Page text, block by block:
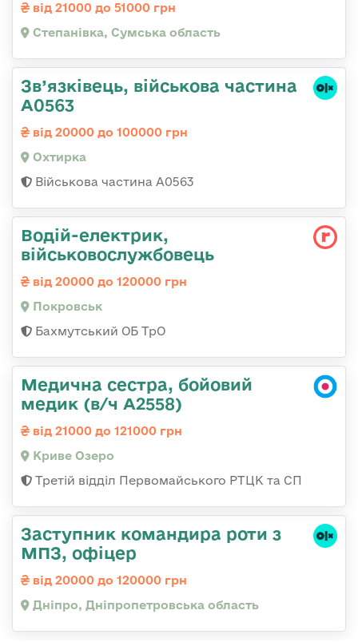
від 21000 до 51000 грн
Степанівка, Сумська область
Зв’язківець, військова частина
А0563
від 20000 до 100000 грн
Охтирка
Військова частина А0563
Водій-електрик,
військовослужбовець
від 20000 до 120000 грн
Покровськ
Бахмутський ОБ ТрО
Медична сестра, бойовий
медик (в/ч А2558)
від 21000 до 121000 грн
Криве Озеро
Третій відділ Первомайського РТЦК та СП
Заступник командира роти з
МПЗ, офіцер
від 20000 до 120000 грн
Дніпро, Дніпропетровська область